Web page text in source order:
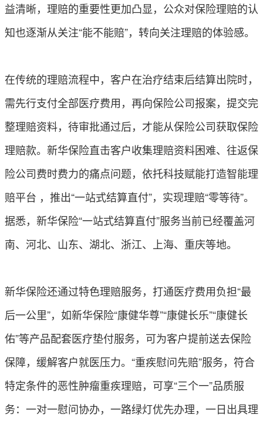
益清晰，理赔的重要性更加凸显，公众对保险理赔的认
知也逐渐从关注“能不能赔”，转向关注理赔的体验感。
在传统的理赔流程中，客户在治疗结束后结算出院时，
需先行支付全部医疗费用，再向保险公司报案，提交完
整理赔资料，待审批通过后，才能从保险公司获取保险
理赔款。新华保险直击客户收集理赔资料困难、往返保
险公司费时费力的痛点问题，依托科技赋能打造智能理
赔平台 ，推出“一站式结算直付”，实现理赔“零等待”。
据悉，新华保险“一站式结算直付”服务当前已经覆盖河
南、河北、山东、湖北、浙江、上海、重庆等地。
新华保险还通过特色理赔服务，打通医疗费用负担“最
后一公里”，如新华保险“康健华尊”“康健长乐”“康健长
佑”等产品配套医疗垫付服务，可为客户提前送去保险
保障，缓解客户就医压力。“重疾慰问先赔”服务，符合
特定条件的恶性肿瘤重疾理赔，可享“三个一”品质服
务：一对一慰问协办，一路绿灯优先办理，一日出具理